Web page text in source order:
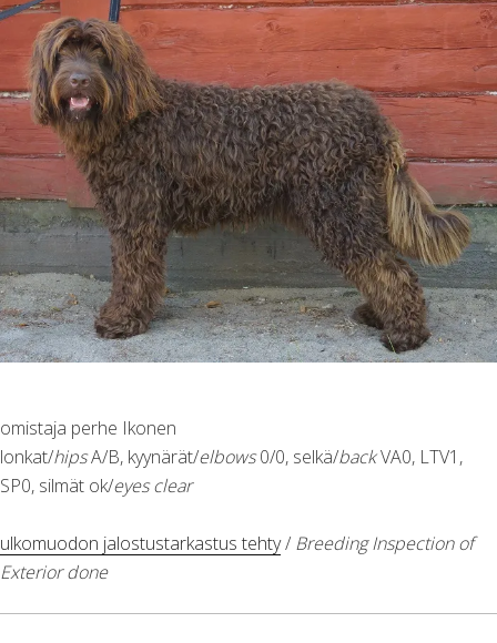
omistaja perhe Ikonen
lonkat/hipsA/B, kyynärät/elbows0/0, selkä/backVA0, LTV1,
SP0, silmät ok/eyes clear
ulkomuodon jalostustarkastus tehty/ Breeding Inspection of
Exterior done